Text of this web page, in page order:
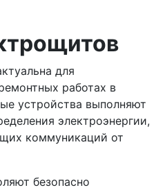
для
работах в
устройства выполняют
электроэнергии,
коммуникаций от
безопасно